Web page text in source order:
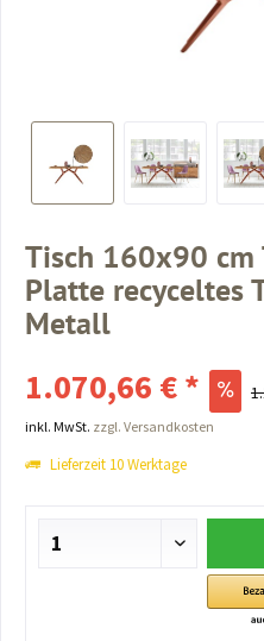
Tisch 160x90 cm
Platte recyceltes
Metall
1.070,66 € *
inkl. MwSt. zzgl. Versandkosten
Lieferzeit 10 Werktage